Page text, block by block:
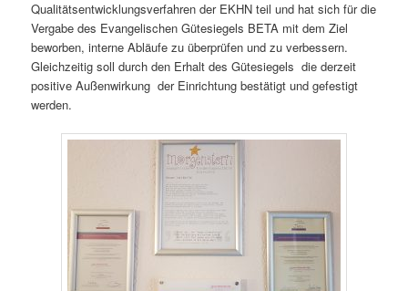
Qualitätsentwicklungsverfahren der EKHN teil und hat sich für die
Vergabe des Evangelischen Gütesiegels BETA mit dem Ziel
beworben, interne Abläufe zu überprüfen und zu verbessern.
Gleichzeitig soll durch den Erhalt des Gütesiegels die derzeit
positive Außenwirkung der Einrichtung bestätigt und gefestigt
werden.